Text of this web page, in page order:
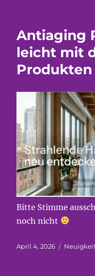
Antiaging
leicht mit
Produkten
Bitte Stimme
noch nicht
Veröffentlicht
April 4, 2026